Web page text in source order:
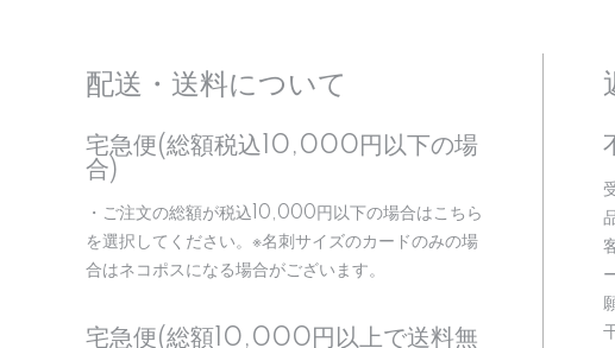
配送・送料について
宅急便(総額税込10,000円以下の場
合)
・ご注文の総額が税込10,000円以下の場合はこちら
を選択してください。※名刺サイズのカードのみの場
合はネコポスになる場合がございます。
宅急便(総額10,000円以上で送料無